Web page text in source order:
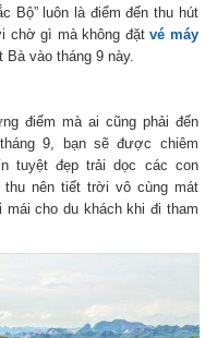
Bộ” luôn là điểm đến thu hút
chờ gì mà không đặtvé máy
Bà vào tháng 9 này.
điểm mà ai cũng phải đến
9, bạn sẽ được chiêm
tuyệt đẹp trải dọc các con
nên tiết trời vô cùng mát
cho du khách khi đi tham